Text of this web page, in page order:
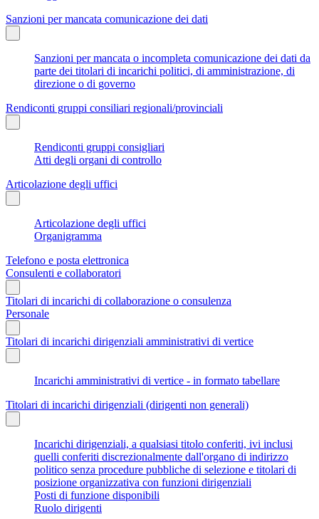
Sanzioni per mancata comunicazione dei dati
Sanzioni per mancata o incompleta comunicazione dei dati da
parte dei titolari di incarichi politici, di amministrazione, di
direzione o di governo
Rendiconti gruppi consiliari regionali/provinciali
Rendiconti gruppi consigliari
Atti degli organi di controllo
Articolazione degli uffici
Articolazione degli uffici
Organigramma
Telefono e posta elettronica
Consulenti e collaboratori
Titolari di incarichi di collaborazione o consulenza
Personale
Titolari di incarichi dirigenziali amministrativi di vertice
Incarichi amministrativi di vertice - in formato tabellare
Titolari di incarichi dirigenziali (dirigenti non generali)
Incarichi dirigenziali, a qualsiasi titolo conferiti, ivi inclusi
quelli conferiti discrezionalmente dall'organo di indirizzo
politico senza procedure pubbliche di selezione e titolari di
posizione organizzativa con funzioni dirigenziali
Posti di funzione disponibili
Ruolo dirigenti